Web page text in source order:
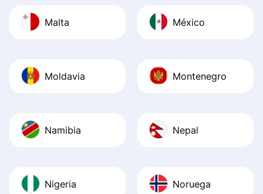
Malta México
Moldavia Montenegro
Namibia Nepal
Nigeria Noruega